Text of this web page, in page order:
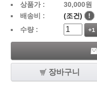
상품가 : 30,000원
배송비 :
(조건) !
수량 :
+1
장바구니